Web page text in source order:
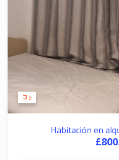
9
Habitación en